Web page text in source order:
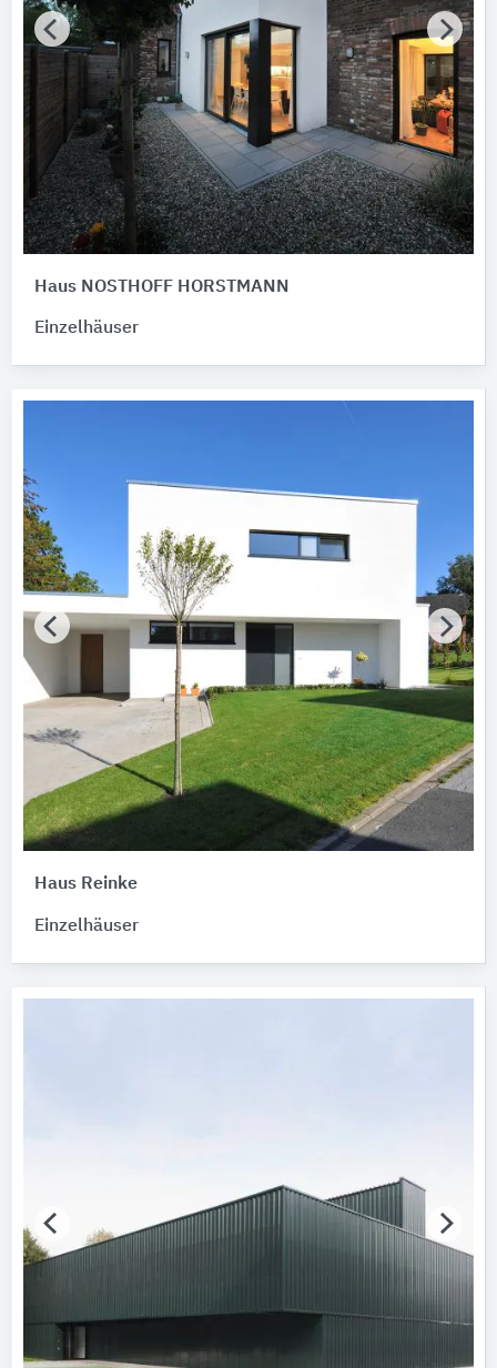
Haus NOSTHOFF HORSTMANN
Einzelhäuser
Haus Reinke
Einzelhäuser